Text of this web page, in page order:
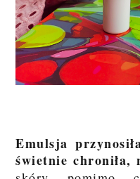
Emulsja
świetnie chroniła,